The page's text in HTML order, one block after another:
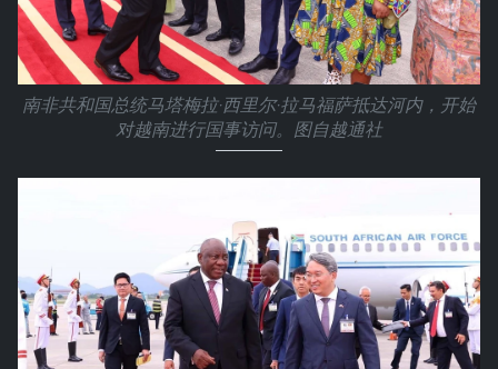
南非共和国总统马塔梅拉·西里尔·拉马福萨抵达河内，开始
对越南进行国事访问。图自越通社